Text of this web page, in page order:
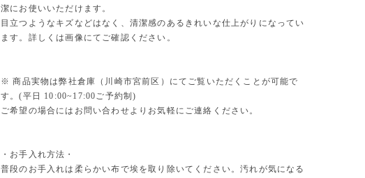
潔にお使いいただけます。
目立つようなキズなどはなく、清潔感のあるきれいな仕上がりになってい
ます。詳しくは画像にてご確認ください。
※ 商品実物は弊社倉庫（川崎市宮前区）にてご覧いただくことが可能で
す。(平日 10:00~17:00ご予約制)
ご希望の場合にはお問い合わせよりお気軽にご連絡ください。
・お手入れ方法・
普段のお手入れは柔らかい布で埃を取り除いてください。汚れが気になる